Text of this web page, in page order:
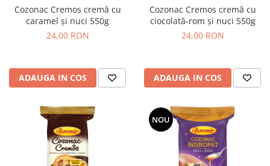
Turta dulce cu nuci
Turta dulce de Sibiu
Turta dulce cu miere
Croissant Duofino
Croissant cu maia
Cornulete
Boromele
Cornulete fragede
Cozonac Cremos cremă cu
caramel și nuci 550g
24,00 RON
ADAUGA IN COS
Cozonac Cremos cremă cu
ciocolată-rom și nuci 550g
24,00 RON
ADAUGA IN COS
NOU